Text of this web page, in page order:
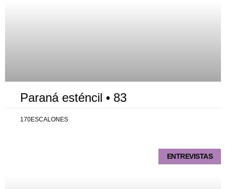
Paraná esténcil • 83
170ESCALONES
ENTREVISTAS